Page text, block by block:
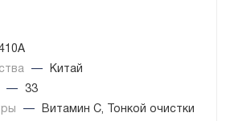
—
Китай
—
33
—
Витамин С, Тонкой очистки